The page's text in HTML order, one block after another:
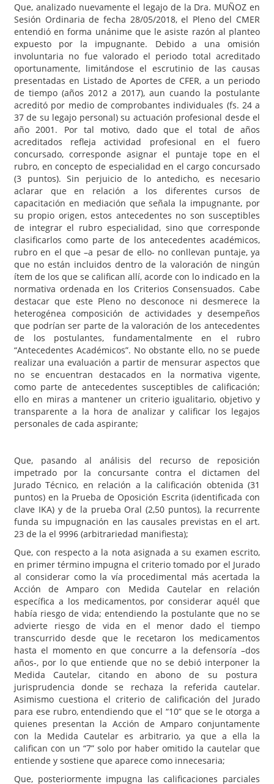
Que, analizado nuevamente el legajo de la Dra. MUÑOZ en
Sesión Ordinaria de fecha 28/05/2018, el Pleno del CMER
entendió en forma unánime que le asiste razón al planteo
expuesto por la impugnante. Debido a una omisión
involuntaria no fue valorado el periodo total acreditado
oportunamente, limitándose el escrutinio de las causas
presentadas en Listado de Aportes de CFER, a un periodo
de tiempo (años 2012 a 2017), aun cuando la postulante
acreditó por medio de comprobantes individuales (fs. 24 a
37 de su legajo personal) su actuación profesional desde el
año 2001. Por tal motivo, dado que el total de años
acreditados refleja actividad profesional en el fuero
concursado, corresponde asignar el puntaje tope en el
rubro, en concepto de especialidad en el cargo concursado
(3 puntos). Sin perjuicio de lo antedicho, es necesario
aclarar que en relación a los diferentes cursos de
capacitación en mediación que señala la impugnante, por
su propio origen, estos antecedentes no son susceptibles
de integrar el rubro especialidad, sino que corresponde
clasificarlos como parte de los antecedentes académicos,
rubro en el que –a pesar de ello- no conllevan puntaje, ya
que no están incluidos dentro de la valoración de ningún
ítem de los que se califican allí, acorde con lo indicado en la
normativa ordenada en los Criterios Consensuados. Cabe
destacar que este Pleno no desconoce ni desmerece la
heterogénea composición de actividades y desempeños
que podrían ser parte de la valoración de los antecedentes
de los postulantes, fundamentalmente en el rubro
“Antecedentes Académicos”. No obstante ello, no se puede
realizar una evaluación a partir de mensurar aspectos que
no se encuentran destacados en la normativa vigente,
como parte de antecedentes susceptibles de calificación;
ello en miras a mantener un criterio igualitario, objetivo y
transparente a la hora de analizar y calificar los legajos
personales de cada aspirante;
Que, pasando al análisis del recurso de reposición
impetrado por la concursante contra el dictamen del
Jurado Técnico, en relación a la calificación obtenida (31
puntos) en la Prueba de Oposición Escrita (identificada con
clave IKA) y de la prueba Oral (2,50 puntos), la recurrente
funda su impugnación en las causales previstas en el art.
23 de la el 9996 (arbitrariedad manifiesta);
Que, con respecto a la nota asignada a su examen escrito,
en primer término impugna el criterio tomado por el Jurado
al considerar como la vía procedimental más acertada la
Acción de Amparo con Medida Cautelar en relación
específica a los medicamentos, por considerar aquél que
había riesgo de vida; entendiendo la postulante que no se
advierte riesgo de vida en el menor dado el tiempo
transcurrido desde que le recetaron los medicamentos
hasta el momento en que concurre a la defensoría –dos
años-, por lo que entiende que no se debió interponer la
Medida Cautelar, citando en abono de su postura
jurisprudencia donde se rechaza la referida cautelar.
Asimismo cuestiona el criterio de calificación del Jurado
para ese rubro, entendiendo que el “10” que se le otorga a
quienes presentan la Acción de Amparo conjuntamente
con la Medida Cautelar es arbitrario, ya que a ella la
califican con un “7” solo por haber omitido la cautelar que
entiende y sostiene que aparece como innecesaria;
Que, posteriormente impugna las calificaciones parciales